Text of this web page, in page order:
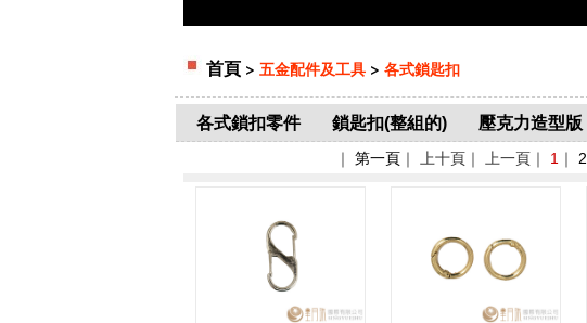
首頁> 五金配件及工具> 各式鎖匙扣
各式鎖扣零件 鎖匙扣(整組的) 壓克力造型版
｜ 第一頁｜ 上十頁｜ 上一頁｜ 1 ｜ 2